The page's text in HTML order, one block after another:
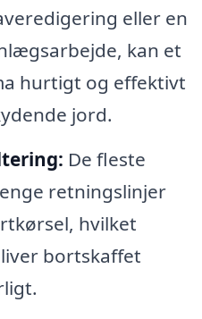
eller en
kan et
hurtigt og effektivt
jord.
De fleste
retningslinjer
hvilket
bortskaffet